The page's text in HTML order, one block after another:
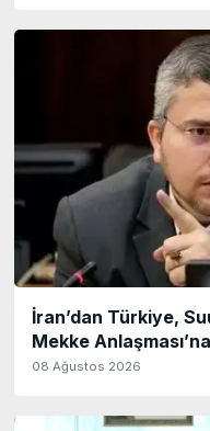
İran’dan Türkiye,
Mekke
08 Ağustos 2026